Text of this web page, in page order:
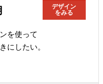
デザイン
をみる
を使って
にしたい。